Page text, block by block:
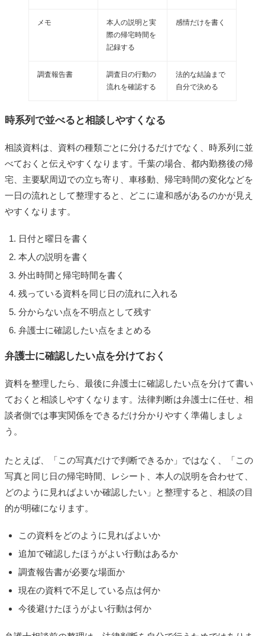
メモ
本人の説明と実
際の帰宅時間を
記録する
感情だけを書く
調査報告書
調査日の行動の
流れを確認する
法的な結論まで
自分で決める
時系列で並べると相談しやすくなる
相談資料は、資料の種類ごとに分けるだけでなく、時系列に並
べておくと伝えやすくなります。千葉の場合、都内勤務後の帰
宅、主要駅周辺での立ち寄り、車移動、帰宅時間の変化などを
一日の流れとして整理すると、どこに違和感があるのかが見え
やすくなります。
日付と曜日を書く
本人の説明を書く
外出時間と帰宅時間を書く
残っている資料を同じ日の流れに入れる
分からない点を不明点として残す
弁護士に確認したい点をまとめる
弁護士に確認したい点を分けておく
資料を整理したら、最後に弁護士に確認したい点を分けて書い
ておくと相談しやすくなります。法律判断は弁護士に任せ、相
談者側では事実関係をできるだけ分かりやすく準備しましょ
う。
たとえば、「この写真だけで判断できるか」ではなく、「この
写真と同じ日の帰宅時間、レシート、本人の説明を合わせて、
どのように見ればよいか確認したい」と整理すると、相談の目
的が明確になります。
この資料をどのように見ればよいか
追加で確認したほうがよい行動はあるか
調査報告書が必要な場面か
現在の資料で不足している点は何か
今後避けたほうがよい行動は何か